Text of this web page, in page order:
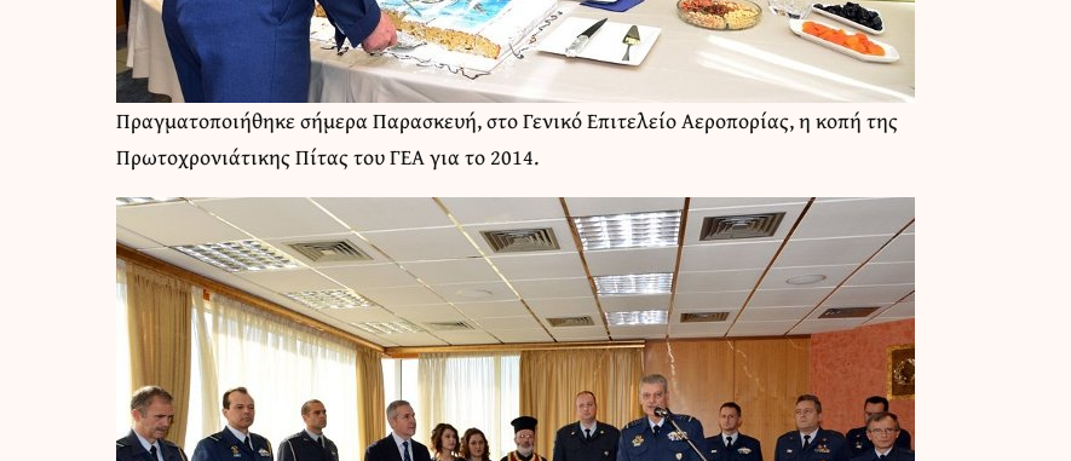
Πραγματοποιήθηκε σήμερα Παρασκευή, στοΓενικό Επιτελείο Αεροπορίας, η κοπή της
Πρωτοχρονιάτικης Πίτας του ΓΕΑ για το 2014.